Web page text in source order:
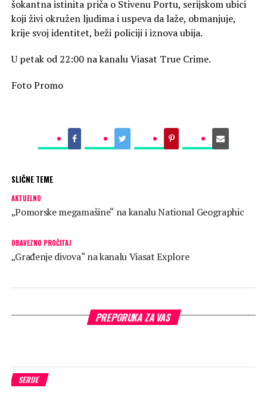
šokantna istinita priča o Stivenu Portu, serijskom ubici
koji živi okružen ljudima i uspeva da laže, obmanjuje,
krije svoj identitet, beži policiji i iznova ubija.
U petak od 22:00 na kanalu Viasat True Crime.
Foto Promo
SLIČNE TEME
AKTUELNO
„Pomorske megamašine“ na kanalu National Geographic
OBAVEZNO PROČITAJ
„Građenje divova“ na kanalu Viasat Explore
PREPORUKA ZA VAS
SERIJE